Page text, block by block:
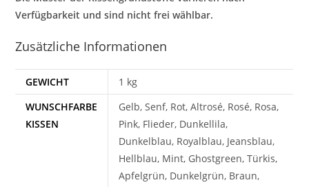
Verfügbarkeit und sind nicht frei wählbar.
Zusätzliche Informationen
GEWICHT
1 kg
WUNSCHFARBE
KISSEN
Gelb, Senf, Rot, Altrosé, Rosé, Rosa,
Pink, Flieder, Dunkellila,
Dunkelblau, Royalblau, Jeansblau,
Hellblau, Mint, Ghostgreen, Türkis,
Apfelgrün, Dunkelgrün, Braun,